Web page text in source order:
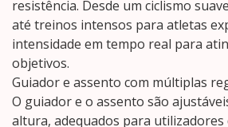
resistência. Desde um ciclismo
até treinos intensos para atletas
intensidade em tempo real para
objetivos.
Guiador e assento com múltiplas
O guiador e o assento são
altura, adequados para utilizadores